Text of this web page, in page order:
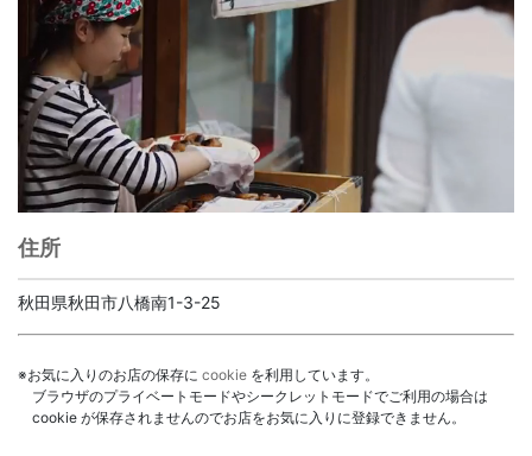
住所
秋田県秋田市八橋南1-3-25
※お気に入りのお店の保存に cookie を利用しています。
ブラウザのプライベートモードやシークレットモードでご利用の場合は
cookie が保存されませんのでお店をお気に入りに登録できません。